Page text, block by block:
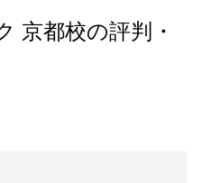
京都校の評判・